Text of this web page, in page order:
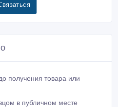
получения товара или
в публичном месте